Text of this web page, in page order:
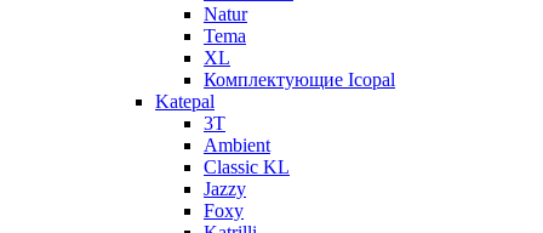
Natur
Tema
XL
Комплектующие Icopal
Katepal
3T
Ambient
Classic KL
Jazzy
Foxy